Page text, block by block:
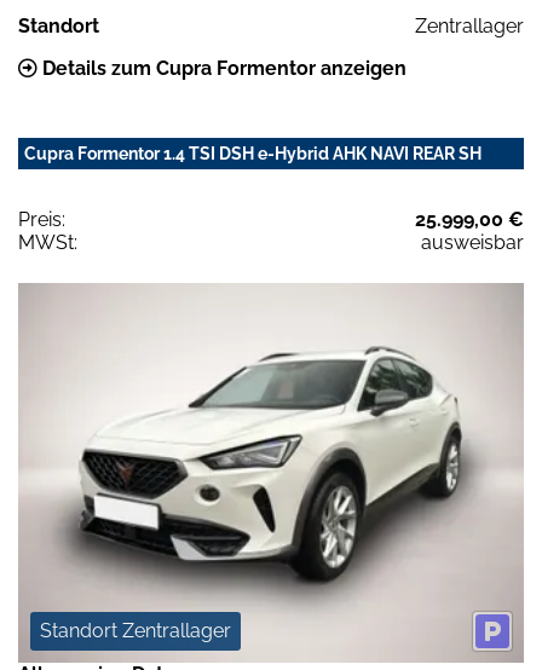
Standort
Zentrallager
Details zum Cupra Formentor anzeigen
Cupra Formentor 1.4 TSI DSH e-Hybrid AHK NAVI REAR SH
Preis:
25.999,00 €
MWSt:
ausweisbar
Standort Zentrallager